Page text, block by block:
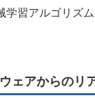
学習アルゴリズ
ェアからのリ